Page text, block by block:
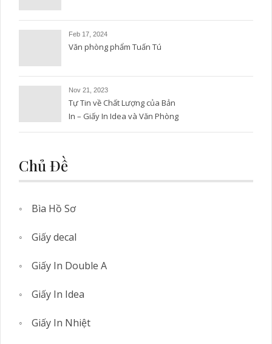
Feb 17, 2024
Văn phòng phẩm Tuấn Tú
Nov 21, 2023
Tự Tin về Chất Lượng của Bản
In – Giấy In Idea và Văn Phòng
Phẩm Tuấn Tú
Chủ Đề
Bìa Hồ Sơ
Giấy decal
Giấy In Double A
Giấy In Idea
Giấy In Nhiệt